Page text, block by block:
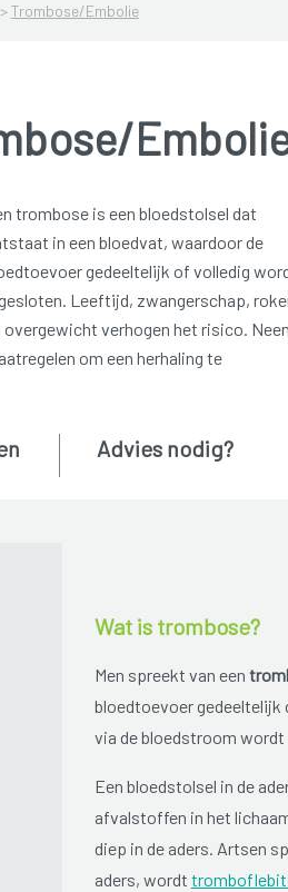
>Trombose/Embolie
trombose is een bloedstolsel dat
in een bloedvat, waardoor de
gedeeltelijk of volledig
Leeftijd, zwangerschap,
overgewicht verhogen het risico.
om een herhaling te
Advies nodig?
Wat is trombose?
Men spreekt van een
bloedtoevoer gedeeltelijk
via de bloedstroom wordt
Een bloedstolsel in de
afvalstoffen in het
diep in de aders. Artsen
aders, wordt